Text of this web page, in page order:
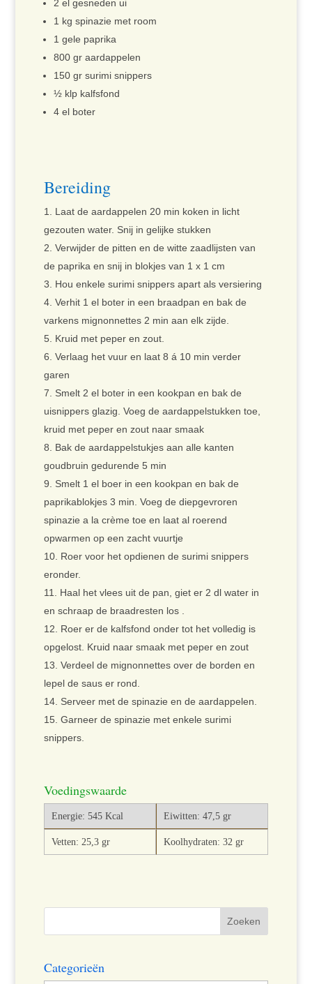
2 el gesneden ui
1 kg spinazie met room
1 gele paprika
800 gr aardappelen
150 gr surimi snippers
½ klp kalfsfond
4 el boter
Bereiding
Laat de aardappelen 20 min koken in licht
gezouten water. Snij in gelijke stukken
Verwijder de pitten en de witte zaadlijsten van
de paprika en snij in blokjes van 1 x 1 cm
Hou enkele surimi snippers apart als versiering
Verhit 1 el boter in een braadpan en bak de
varkens mignonnettes 2 min aan elk zijde.
Kruid met peper en zout.
Verlaag het vuur en laat 8 á 10 min verder
garen
Smelt 2 el boter in een kookpan en bak de
uisnippers glazig. Voeg de aardappelstukken toe,
kruid met peper en zout naar smaak
Bak de aardappelstukjes aan alle kanten
goudbruin gedurende 5 min
Smelt 1 el boer in een kookpan en bak de
paprikablokjes 3 min. Voeg de diepgevroren
spinazie a la crème toe en laat al roerend
opwarmen op een zacht vuurtje
Roer voor het opdienen de surimi snippers
eronder.
Haal het vlees uit de pan, giet er 2 dl water in
en schraap de braadresten los .
Roer er de kalfsfond onder tot het volledig is
opgelost. Kruid naar smaak met peper en zout
Verdeel de mignonnettes over de borden en
lepel de saus er rond.
Serveer met de spinazie en de aardappelen.
Garneer de spinazie met enkele surimi
snippers.
Voedingswaarde
Energie: 545 Kcal Eiwitten: 47,5 gr
Vetten: 25,3 gr Koolhydraten: 32 gr
Categorieën